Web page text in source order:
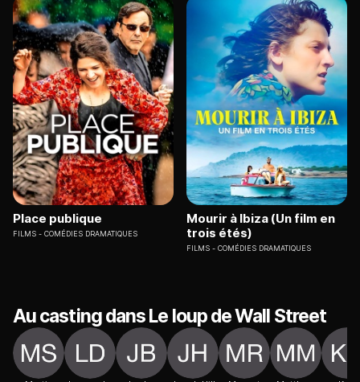
Place publique
FILMS COMÉDIES DRAMATIQUES
Mourir à Ibiza (Un film en
trois étés)
FILMS COMÉDIES DRAMATIQUES
Au casting dans Le loup de Wall Street